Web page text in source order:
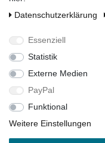
Über uns
Folgen Sie uns auf
Alle
* Die verkauften
Daten­schutz­erklärung
Essenziell
Statistik
Externe Medien
PayPal
Funktional
Weitere Einstellungen